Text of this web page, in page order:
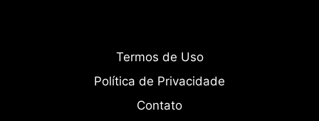
Termos de Uso
Política de Privacidade
Contato